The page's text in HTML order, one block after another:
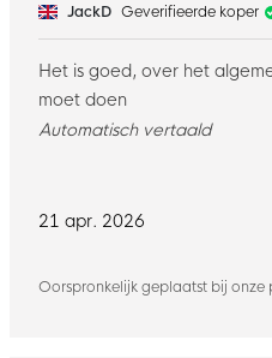
21 apr. 2026
Oorspronkelijk geplaatst bij onze
JackD Geverifieerde koper
Het is goed, over het
moet doen
Automatisch vertaald